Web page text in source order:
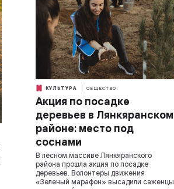
КУЛЬТУРА ОБЩЕСТВО
Акция по посадке
деревьев в Лянкяранском
районе: место под
соснами
В лесном массиве Лянкяранского
района прошла акция по посадке
деревьев. Волонтеры движения
«Зеленый марафон» высадили саженцы